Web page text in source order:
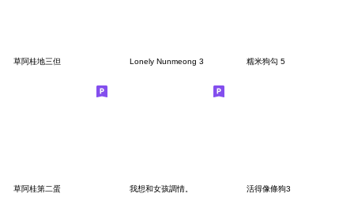
草阿桂地三但 Lonely Nunmeong 3 糯米狗勾 5
草阿桂第二蛋 我想和女孩調情。 活得像條狗3